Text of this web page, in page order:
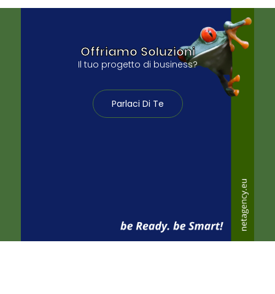
Offriamo Soluzioni
Il tuo progetto di business?
Parlaci Di Te